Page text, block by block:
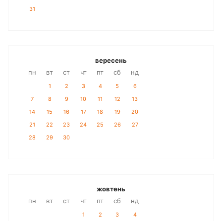
31
вересень
пн
вт ст чт пт сб нд
1 2 3 4 5
6
7
8 9 10 11 12
13
14
15 16 17 18 19
20
21
22 23 24 25 26
27
28
29 30
жовтень
пн
вт ст чт пт сб нд
1 2 3
4